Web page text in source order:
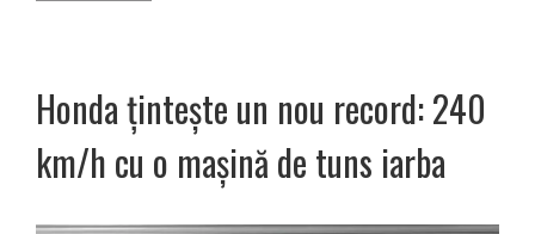
Honda țintește un nou record: 240
km/h cu o mașină de tuns iarba